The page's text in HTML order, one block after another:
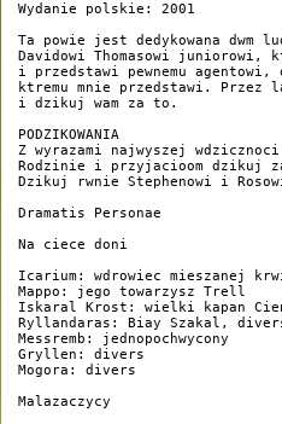
Wydanie polskie: 2001
Ta powie jest dedykowana dwm
Davidowi Thomasowi
i przedstawi pewnemu
ktremu mnie przedstawi.
i dzikuj wam za to.
PODZIKOWANIA
Z wyrazami najwyszej
Rodzinie i przyjacioom dzikuj
Dzikuj rwnie Stephenowi i
Dramatis Personae
Na ciece doni
Icarium: wdrowiec mieszanej
Mappo: jego towarzysz Trell
Iskaral Krost: wielki kapan
Ryllandaras: Biay Szakal,
Messremb: jednopochwycony
Gryllen: divers
Mogora: divers
Malazaczycy